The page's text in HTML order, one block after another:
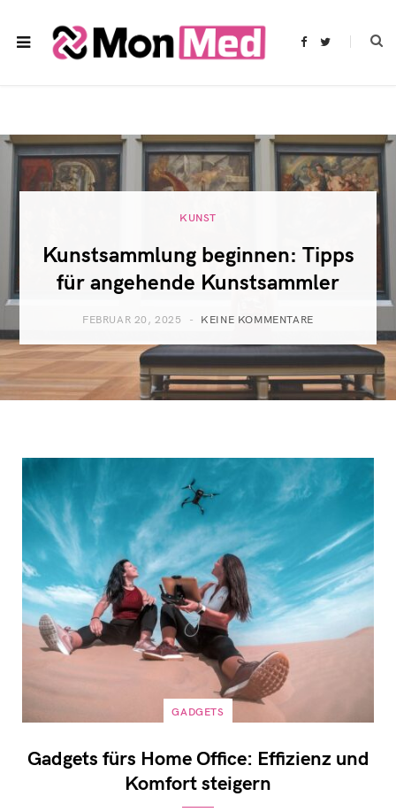
F
T
KUNST
Kunstsammlung beginnen: Tipps
für angehende Kunstsammler
FEBRUAR 20, 2025 KEINE KOMMENTARE
GADGETS
Gadgets fürs Home Office: Effizienz und
Komfort steigern